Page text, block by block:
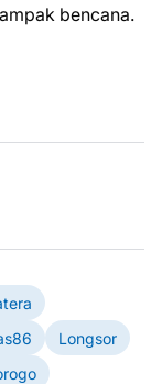
bencana.
Longsor